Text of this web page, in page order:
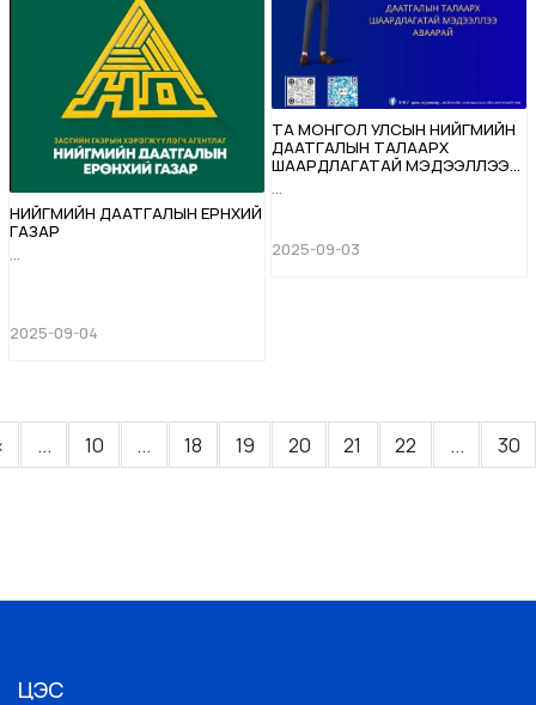
НИЙГМИЙН ДААТГАЛЫН ЕРӨНХИЙ
ГАЗАР
...
2025-09-04
ТА МОНГОЛ УЛСЫН НИЙГМИЙН
ДААТГАЛЫН ТАЛААРХ
ШААРДЛАГАТАЙ МЭДЭЭЛЛЭЭ
2025-09-03
... 10 ... 18 19 20 21 22 ... 30
ЦЭС